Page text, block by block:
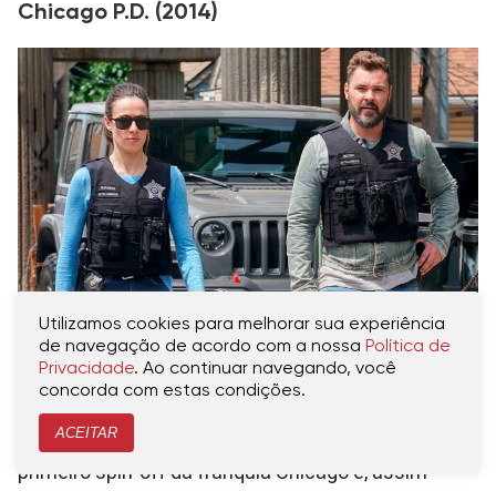
Chicago P.D. (2014)
Marina Squerciati (Kim Burgess) e Patrick John Flueger
(Adam Ruzek) em "Chicago P.D." (2014) -
NBC/Reprodução
Lançado em janeiro de 2014,
primeiro spin-off da franquia Chicago e, assim
Utilizamos cookies para melhorar sua experiência
de navegação de acordo com a nossa Política de
Privacidade. Ao continuar navegando, você
concorda com estas condições.
ACEITAR